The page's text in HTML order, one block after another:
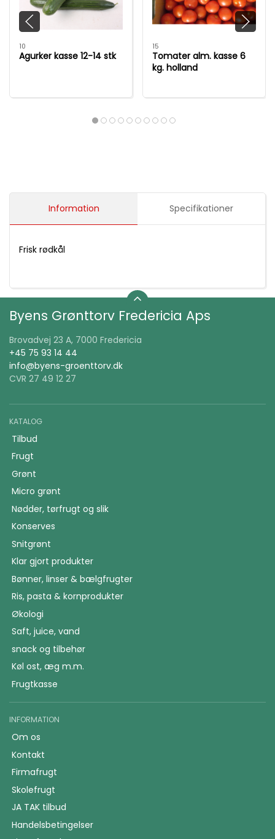
10
Agurker kasse 12-14 stk
15
Tomater alm. kasse 6
kg. holland
Information Specifikationer
Frisk rødkål
Byens Grønttorv Fredericia Aps
Brovadvej 23 A, 7000 Fredericia
+45 75 93 14 44
info@byens-groenttorv.dk
CVR 27 49 12 27
KATALOG
Tilbud
Frugt
Grønt
Micro grønt
Nødder, tørfrugt og slik
Konserves
Snitgrønt
Klar gjort produkter
Bønner, linser & bælgfrugter
Ris, pasta & kornprodukter
Økologi
Saft, juice, vand
snack og tilbehør
Køl ost, æg m.m.
Frugtkasse
INFORMATION
Om os
Kontakt
Firmafrugt
Skolefrugt
JA TAK tilbud
Handelsbetingelser